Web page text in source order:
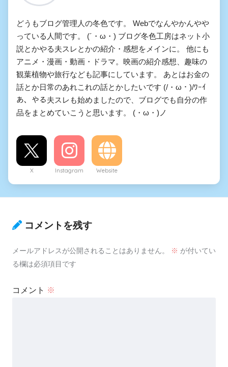
どうもブログ管理人の冬色です。 Webでなんやかんやや
っている人間です。 (´・ω・) ブログ冬色工房はネット小
説とかやる夫スレとかの紹介・感想をメインに。 他にも
アニメ・漫画・動画・ドラマ。映画の紹介感想、趣味の
観葉植物や旅行なども記事にしています。 あとはお金の
話とか日常のあれこれの話とかしたいです (/・ω・)/ﾜｰｲ
あ、やる夫スレも始めましたので、ブログでも自分の作
品をまとめていこうと思います。 (・ω・)ノ
X Instagram Website
コメントを残す
メールアドレスが公開されることはありません。 ※ が付いてい
る欄は必須項目です
コメント ※